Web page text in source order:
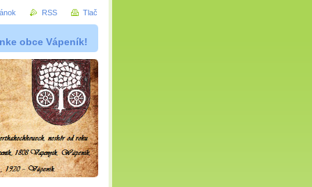
obce Vápeník!
RSS Tlač